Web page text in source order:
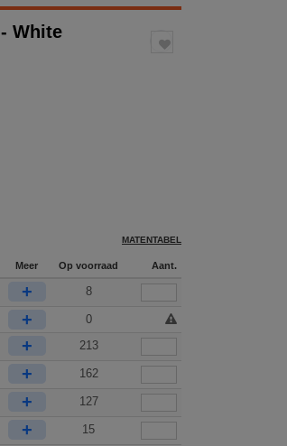
- White
MATENTABEL
Meer Op voorraad Aant.
+ 8
+
0
+ 213
+ 162
+ 127
+ 15